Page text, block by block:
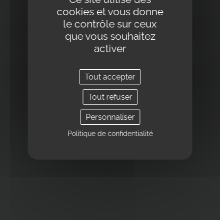
Les dernières Actualités
des Centres de médecine
esthétique
cookies et vous donne
le contrôle sur ceux
que vous souhaitez
activer
Tout accepter
Tout refuser
Personnaliser
Politique de confidentialité